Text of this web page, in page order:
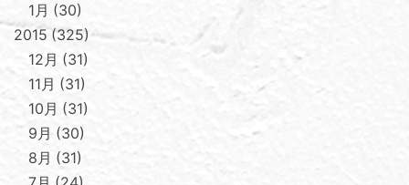
1月
30
2015 325
12月
31
11月
31
10月
31
9月
30
8月
31